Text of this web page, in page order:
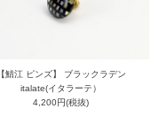
【鯖江 ピンズ】 ブラックラデン
italate(イタラーテ）
4,200円(税抜)